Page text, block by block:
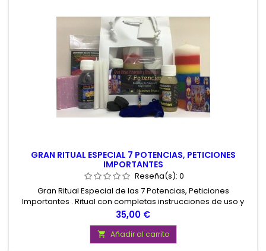
GRAN RITUAL ESPECIAL 7 POTENCIAS, PETICIONES
IMPORTANTES
Reseña(s): 0
Gran Ritual Especial de las 7 Potencias, Peticiones
Importantes . Ritual con completas instrucciones de uso y
todos los elementos necesarios para su realización. Gran
Ritual de Calidad Potenciado de las 7 Potencias, Peticiones
dificiles e Importantes. Presentado en atractiva Bolsa de
Charol.
Precio
35,00 €
 Añadir al carrito